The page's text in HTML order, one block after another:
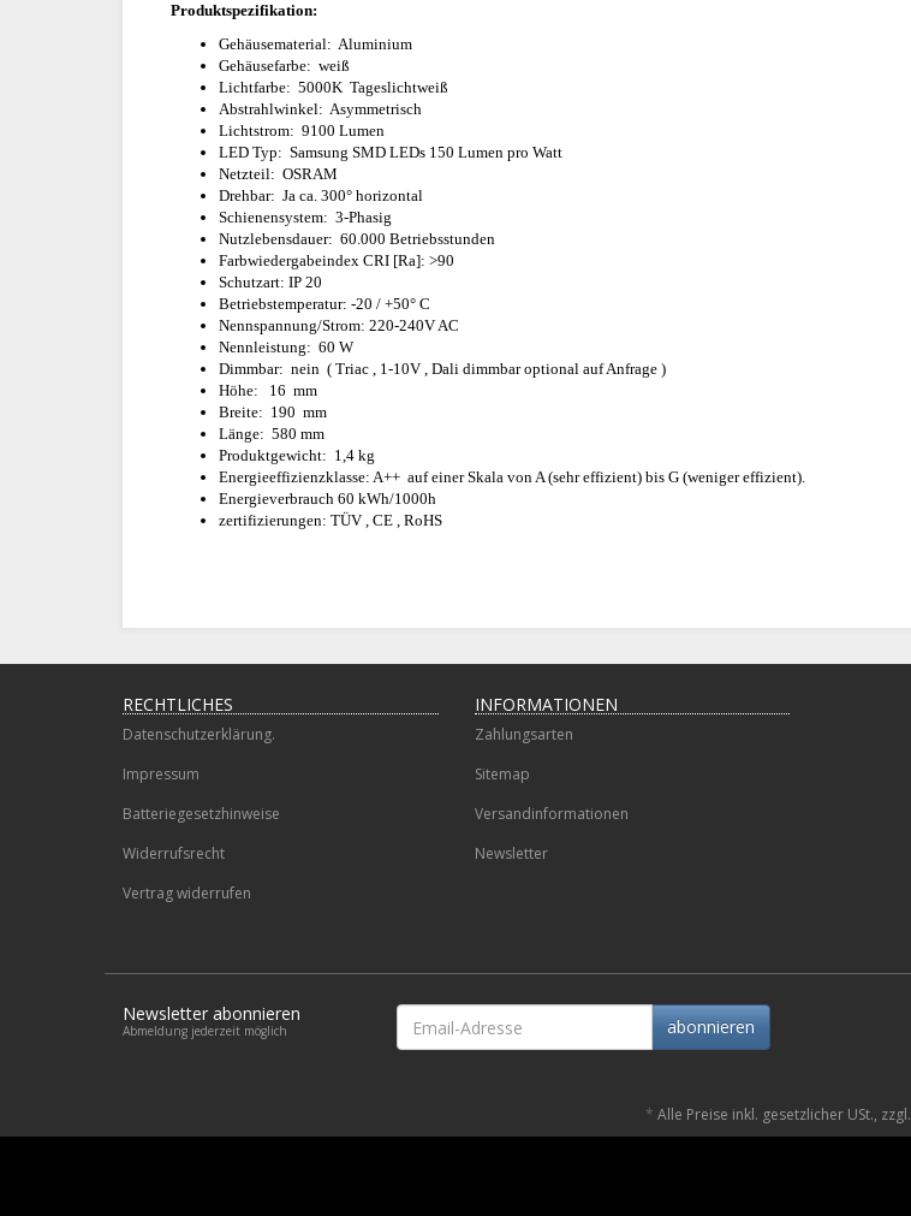
Produktspezifikation:
Gehäusematerial: Aluminium
Gehäusefarbe: weiß
Lichtfarbe: 5000K Tageslichtweiß
Abstrahlwinkel: Asymmetrisch
Lichtstrom: 9100 Lumen
LED Typ: Samsung SMD LEDs 150 Lumen pro Watt
Netzteil: OSRAM
Drehbar: Ja ca. 300° horizontal
Schienensystem: 3-Phasig
Nutzlebensdauer: 60.000 Betriebsstunden
Farbwiedergabeindex CRI [Ra]: >90
Schutzart: IP 20
Betriebstemperatur: -20 / +50° C
Nennspannung/Strom: 220-240V AC
Nennleistung: 60 W
Dimmbar: nein ( Triac , 1-10V , Dali dimmbar optional auf Anfrage )
Höhe: 16 mm
Breite: 190 mm
Länge: 580 mm
Produktgewicht: 1,4 kg
Energieeffizienzklasse: A++ auf einer Skala von A (sehr effizient) bis G (weniger effizient).
Energieverbrauch 60 kWh/1000h
zertifizierungen: TÜV , CE , RoHS
RECHTLICHES
Datenschutzerklärung.
Impressum
Batteriegesetzhinweise
Widerrufsrecht
Vertrag widerrufen
INFORMATIONEN
Zahlungsarten
Sitemap
Versandinformationen
Newsletter
Newsletter abonnieren
Abmeldung jederzeit möglich
Email-
Adresse
abonnieren
* Alle Preise inkl. gesetzlicher USt., zzgl.